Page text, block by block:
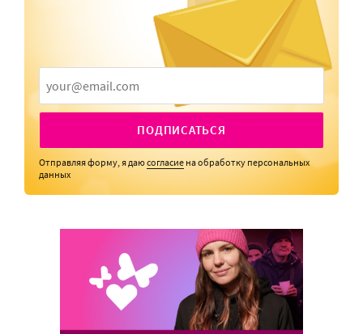
ПОДПИСАТЬСЯ
Отправляя форму, я даюсогласие на обработку персональных
данных